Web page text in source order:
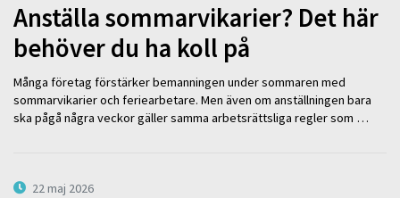
Anställa sommarvikarier? Det här
behöver du ha koll på
Många företag förstärker bemanningen under sommaren med
sommarvikarier och feriearbetare. Men även om anställningen bara
ska pågå några veckor gäller samma arbetsrättsliga regler som …
22 maj 2026